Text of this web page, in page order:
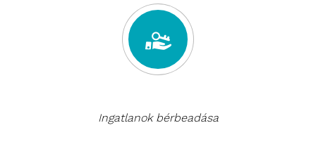
Ingatlanok bérbeadása